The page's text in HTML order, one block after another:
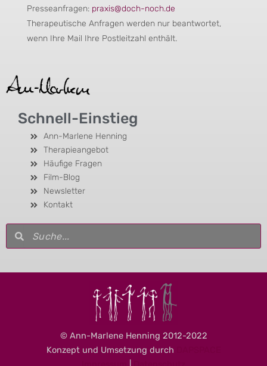
Presseanfragen: praxis@doch-noch.de
Therapeutische Anfragen werden nur beantwortet,
wenn Ihre Mail Ihre Postleitzahl enthält.
Schnell-Einstieg
Ann-Marlene Henning
Therapieangebot
Häufige Fragen
Film-Blog
Newsletter
Kontakt
SucheSuche
© Ann-Marlene Henning 2012-2022
Konzept und Umsetzung durch